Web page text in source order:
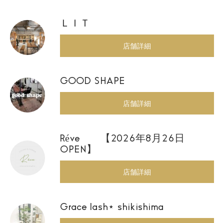
ＬＩＴ
店舗詳細
GOOD SHAPE
店舗詳細
Réve 【2026年8月26日
OPEN】
店舗詳細
Grace lash⋆ shikishima